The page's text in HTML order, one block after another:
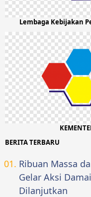
Lembaga Kebijakan
BERITA TERBARU
Ribuan Massa
Gelar Aksi
Dilanjutkan